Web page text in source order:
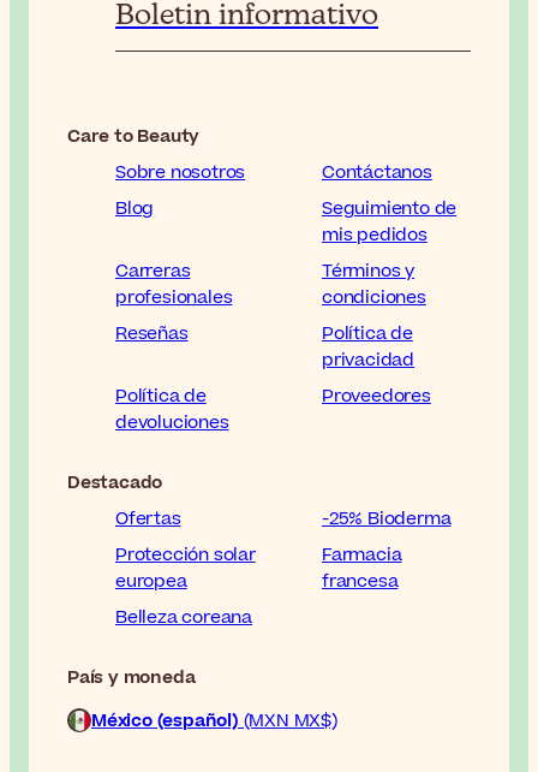
Boletin informativo
Care to Beauty
Sobre nosotros
Contáctanos
Blog
Seguimiento de
mis pedidos
Carreras
profesionales
Términos y
condiciones
Reseñas
Política de
privacidad
Política de
devoluciones
Proveedores
Destacado
Ofertas
-25% Bioderma
Protección solar
europea
Farmacia
francesa
Belleza coreana
País y moneda
México (español) (MXN MX$)